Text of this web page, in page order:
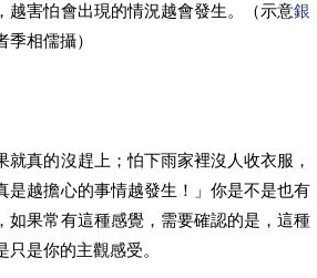
越害怕會出現的情況越會發生。（示意銀
季相儒攝）
就真的沒趕上；怕下雨家裡沒人收衣服，
是越擔心的事情越發生！」你是不是也有
如果常有這種感覺，需要確認的是，這種
是你的主觀感受。